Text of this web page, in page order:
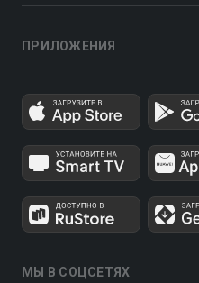
ПРИЛОЖЕНИЯ
МЫ В СОЦСЕТЯХ